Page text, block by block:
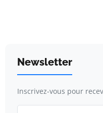
Newsletter
Inscrivez-vous pour